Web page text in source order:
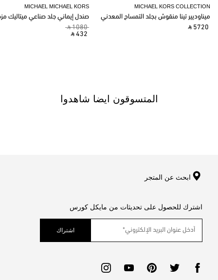
MICHAEL MICHAEL KORS
صندل إيماني جلد صناعي ميتاليك
‎ ⃁ 1080 ‎
‎ ⃁ 432 ‎
MICHAEL KORS COLLECTION
ميناوديير تينا منقوش بجلد التمساح المعدني
‎ ⃁ 5720 ‎
المتسوقون ايضا شاهدوا
ابحث عن المتجر
اشترك للحصول على تحديثات من مايكل كورس
اشتراك